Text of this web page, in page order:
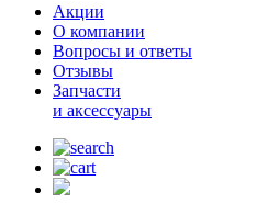
Акции
О компании
Вопросы и ответы
Отзывы
Запчасти
и аксессуары